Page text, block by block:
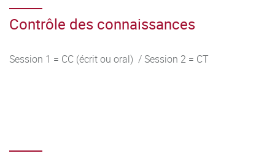
Contrôle des connaissances
Session 1 = CC (écrit ou oral) / Session 2 = CT